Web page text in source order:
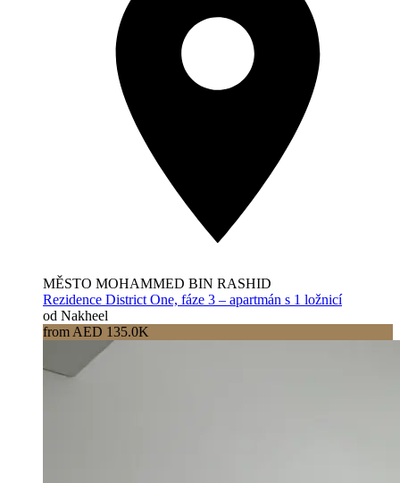
MĚSTO MOHAMMED BIN RASHID
Rezidence District One, fáze 3 – apartmán s 1 ložnicí
od Nakheel
from AED 135.0K